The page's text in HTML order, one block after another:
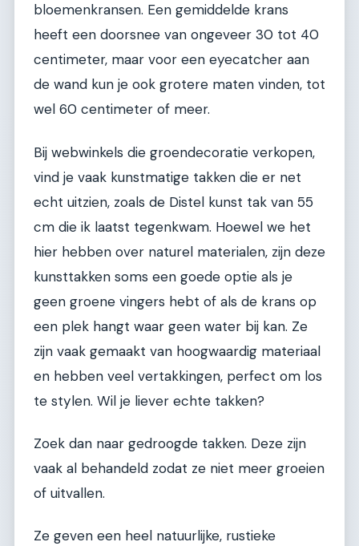
bloemenkransen. Een gemiddelde krans
heeft een doorsnee van ongeveer 30 tot 40
centimeter, maar voor een eyecatcher aan
de wand kun je ook grotere maten vinden, tot
wel 60 centimeter of meer.
Bij webwinkels die groendecoratie verkopen,
vind je vaak kunstmatige takken die er net
echt uitzien, zoals de Distel kunst tak van 55
cm die ik laatst tegenkwam. Hoewel we het
hier hebben over naturel materialen, zijn deze
kunsttakken soms een goede optie als je
geen groene vingers hebt of als de krans op
een plek hangt waar geen water bij kan. Ze
zijn vaak gemaakt van hoogwaardig materiaal
en hebben veel vertakkingen, perfect om los
te stylen. Wil je liever echte takken?
Zoek dan naar gedroogde takken. Deze zijn
vaak al behandeld zodat ze niet meer groeien
of uitvallen.
Ze geven een heel natuurlijke, rustieke